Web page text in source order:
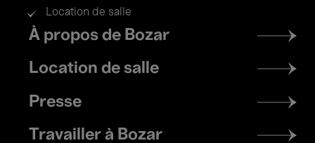
Location de salle
Footer
menu
À propos de Bozar
Location de salle
Presse
Travailler à Bozar